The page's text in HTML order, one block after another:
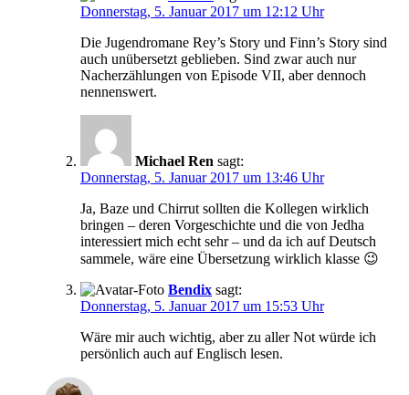
Donnerstag, 5. Januar 2017 um 12:12 Uhr
Die Jugendromane Rey’s Story und Finn’s Story sind
auch unübersetzt geblieben. Sind zwar auch nur
Nacherzählungen von Episode VII, aber dennoch
nennenswert.
Michael Ren sagt:
Donnerstag, 5. Januar 2017 um 13:46 Uhr
Ja, Baze und Chirrut sollten die Kollegen wirklich
bringen – deren Vorgeschichte und die von Jedha
interessiert mich echt sehr – und da ich auf Deutsch
sammele, wäre eine Übersetzung wirklich klasse 😉
Bendix sagt:
Donnerstag, 5. Januar 2017 um 15:53 Uhr
Wäre mir auch wichtig, aber zu aller Not würde ich
persönlich auch auf Englisch lesen.